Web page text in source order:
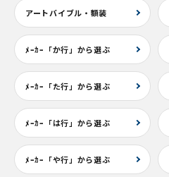
アートバイブル・額装
ﾒｰｶｰ「か行」から選ぶ
ﾒｰｶｰ「た行」から選ぶ
ﾒｰｶｰ「は行」から選ぶ
ﾒｰｶｰ「や行」から選ぶ